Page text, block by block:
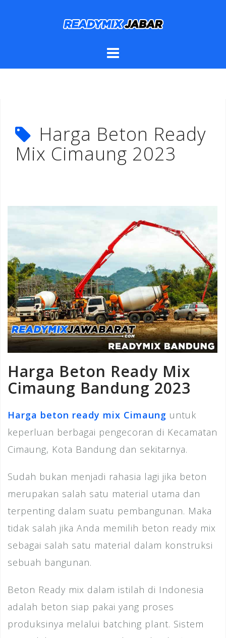
Harga Beton Ready
Mix Cimaung 2023
Harga Beton Ready Mix
Cimaung Bandung 2023
Harga beton ready mix Cimaung untuk
keperluan berbagai pengecoran di Kecamatan
Cimaung, Kota Bandung dan sekitarnya.
Sudah bukan menjadi rahasia lagi jika beton
merupakan salah satu material utama dan
terpenting dalam suatu pembangunan. Maka
tidak salah jika Anda memilih beton ready mix
sebagai salah satu material dalam konstruksi
sebuah bangunan.
Beton Ready mix dalam istilah di Indonesia
adalah beton siap pakai yang proses
produksinya melalui batching plant. Sistem